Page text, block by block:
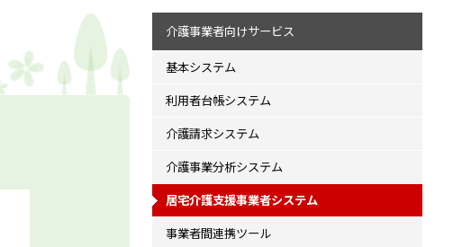
介護事業者向けサービス
基本システム
利用者台帳システム
介護請求システム
介護事業分析システム
居宅介護支援事業者システム
事業者間連携ツール